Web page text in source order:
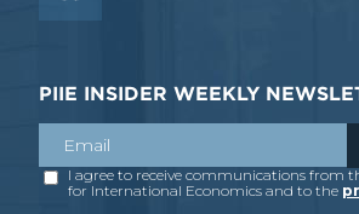
PIIE INSIDER WEEKLY